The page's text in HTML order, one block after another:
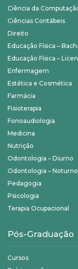
Ciência da
Ciências Contábeis
Direito
Educação Física –
Educação Física –
Enfermagem
Estética e Cosmética
Farmácia
Fisioterapia
Fonoaudiologia
Medicina
Nutrição
Odontologia – Diurno
Odontologia – Noturno
Pedagogia
Psicologia
Terapia Ocupacional
Pós-Graduação
Cursos